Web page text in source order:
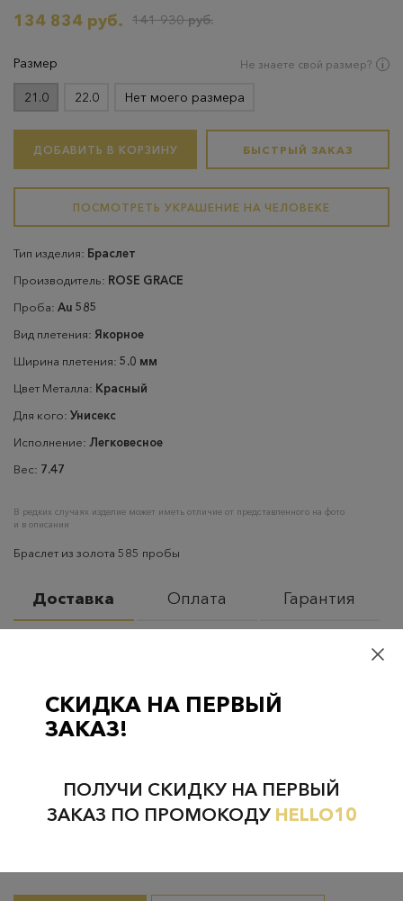
134 834 руб.
141 930 руб.
Размер Не знаете свой размер?
21.0 22.0 Нет моего размера
ДОБАВИТЬ В КОРЗИНУ БЫСТРЫЙ ЗАКАЗ
ПОСМОТРЕТЬ УКРАШЕНИЕ НА ЧЕЛОВЕКЕ
Тип изделия: Браслет
Производитель: ROSE GRACE
Проба: Au 585
Вид плетения: Якорное
Ширина плетения: 5.0 мм
Цвет Металла: Красный
Для кого: Унисекс
Исполнение: Легковесное
Вес: 7.47
В редких случаях изделие может иметь отличие от представленного на фото
и в описании
Браслет из золота 585 пробы
Доставка Оплата Гарантия
Курьерская доставка на дом или в офис
товар оплачен, в остальных случаях 300 руб.
СКИДКА НА ПЕРВЫЙ
ЗАКАЗ!
ПОЛУЧИ СКИДКУ НА ПЕРВЫЙ
ЗАКАЗ ПО ПРОМОКОДУ HELLO10